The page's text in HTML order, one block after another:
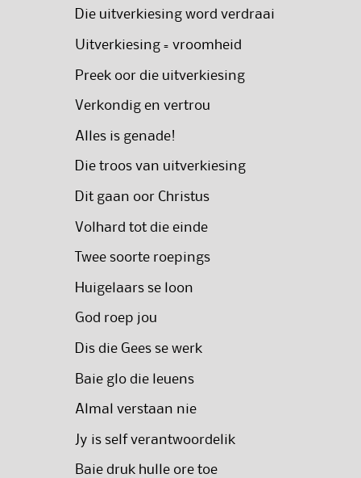
Die uitverkiesing word verdraai
Uitverkiesing = vroomheid
Preek oor die uitverkiesing
Verkondig en vertrou
Alles is genade!
Die troos van uitverkiesing
Dit gaan oor Christus
Volhard tot die einde
Twee soorte roepings
Huigelaars se loon
God roep jou
Dis die Gees se werk
Baie glo die leuens
Almal verstaan nie
Jy is self verantwoordelik
Baie druk hulle ore toe